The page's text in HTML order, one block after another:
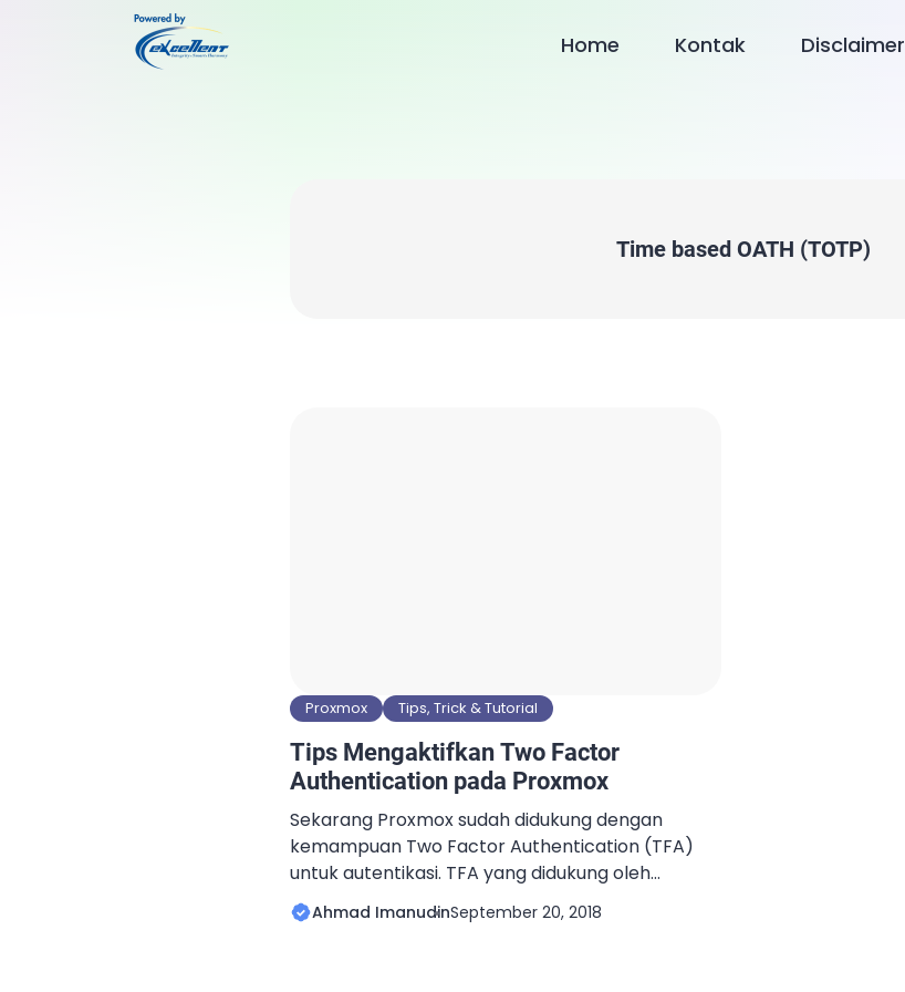
Home Kontak Disclaimer
Time based OATH (TOTP)
Proxmox Tips, Trick & Tutorial
Tips Mengaktifkan Two Factor
Authentication pada Proxmox
Sekarang Proxmox sudah didukung dengan
kemampuan Two Factor Authentication (TFA)
untuk autentikasi. TFA yang didukung oleh
Proxmox ada 2 metode. Time based OATH
(TOTP) dan YubiKey OTP.Pada panduan ini, saya
Ahmad ImanudinSeptember 20, 2018